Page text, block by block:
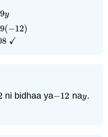
9y
9(−12)
✓
108=?−
ni bidhaa ya−12
−12 nay
y.